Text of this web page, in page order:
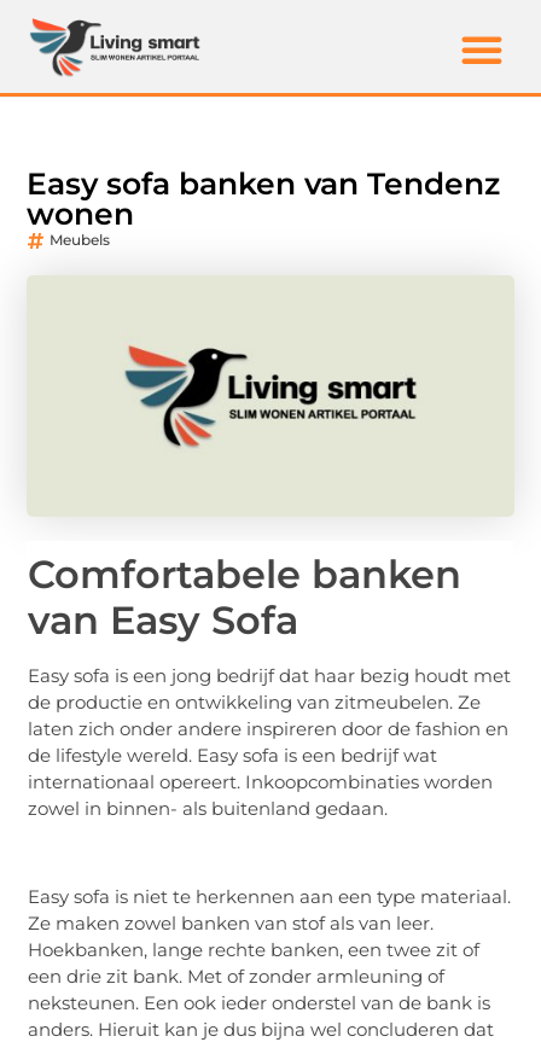
Easy sofa banken van Tendenz
wonen
Meubels
Comfortabele banken
van Easy Sofa
Easy sofa is een jong bedrijf dat haar bezig houdt met
de productie en ontwikkeling van zitmeubelen. Ze
laten zich onder andere inspireren door de fashion en
de lifestyle wereld. Easy sofa is een bedrijf wat
internationaal opereert. Inkoopcombinaties worden
zowel in binnen- als buitenland gedaan.
Easy sofa is niet te herkennen aan een type materiaal.
Ze maken zowel banken van stof als van leer.
Hoekbanken, lange rechte banken, een twee zit of
een drie zit bank. Met of zonder armleuning of
neksteunen. Een ook ieder onderstel van de bank is
anders. Hieruit kan je dus bijna wel concluderen dat